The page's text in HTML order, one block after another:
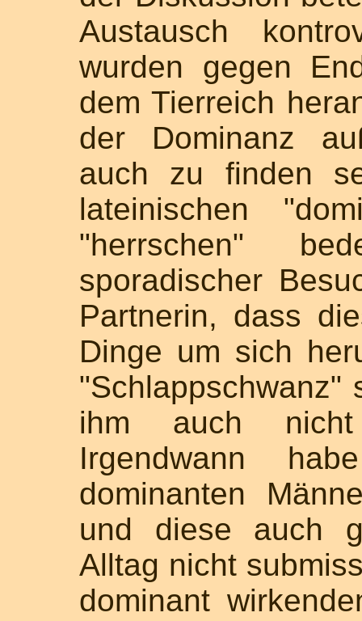
Austausch
wurden gegen
dem Tierreich
der Dominanz
auch zu finden
lateinischen
"herrschen"
sporadischer
Partnerin, dass
Dinge um sich
"Schlappschwanz"
ihm auch
Irgendwann
dominanten
und diese auch
Alltag nicht
dominant